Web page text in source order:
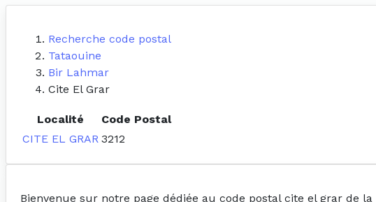
Recherche code postal
Tataouine
Bir Lahmar
Cite El Grar
Localité
Code Postal
CITE EL GRAR 3212
Bienvenue sur notre page dédiée au code postal cite el grar de la